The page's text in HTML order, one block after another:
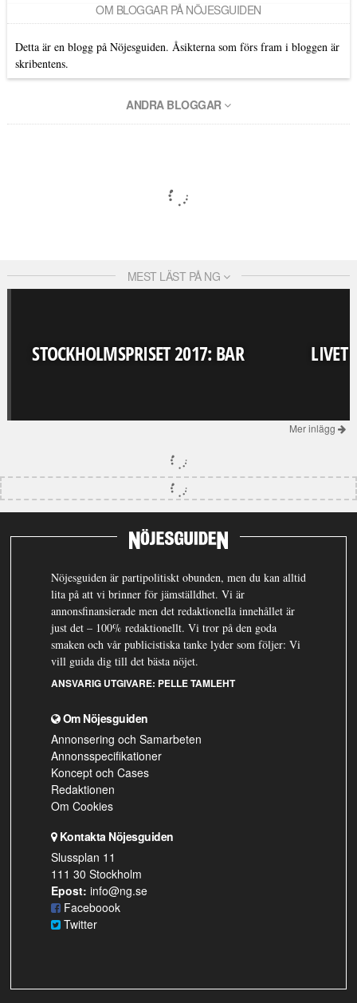
OM BLOGGAR PÅ NÖJESGUIDEN
Detta är en blogg på Nöjesguiden. Åsikterna som förs fram i bloggen är
skribentens.
ANDRA BLOGGAR
MEST LÄST PÅ NG
STOCKHOLMSPRISET 2017: BAR LIVET
Mer inlägg
Nöjesguiden är partipolitiskt obunden, men du kan alltid
lita på att vi brinner för jämställdhet. Vi är
annonsfinansierade men det redaktionella innehållet är
just det – 100% redaktionellt. Vi tror på den goda
smaken och vår publicistiska tanke lyder som följer: Vi
vill guida dig till det bästa nöjet.
ANSVARIG UTGIVARE: PELLE TAMLEHT
Om Nöjesguiden
Annonsering och Samarbeten
Annonsspecifikationer
Koncept och Cases
Redaktionen
Om Cookies
Kontakta Nöjesguiden
Slussplan 11
111 30 Stockholm
Epost: info@ng.se
Faceboook
Twitter